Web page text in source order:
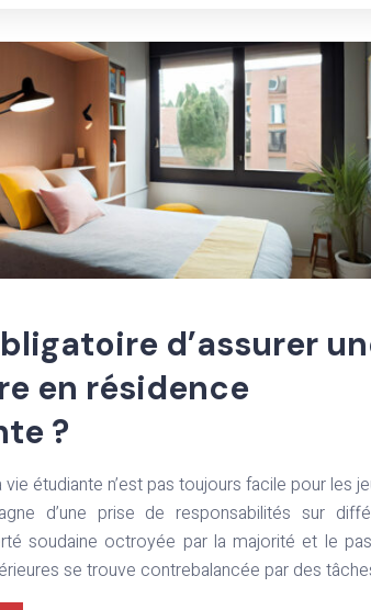
d’assurer
en résidence
?
vie étudiante n’est pas toujours facile pour les
d’une prise de responsabilités sur
soudaine octroyée par la majorité et le
se trouve contrebalancée par des